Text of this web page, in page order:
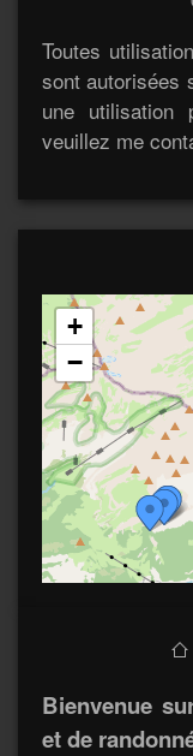
Toutes
sont autorisées
une utilisation
veuillez me
+
−
Bienvenue
et de